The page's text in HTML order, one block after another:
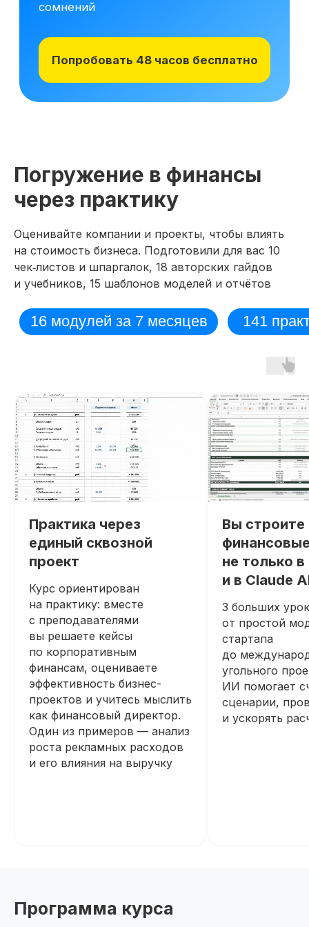
Погружение в финансы
через практику
Оценивайте компании и проекты, чтобы влиять
на стоимость бизнеса. Подготовили для вас 10
чек‑листов и шпаргалок, 18 авторских гайдов
и учебников, 15 шаблонов моделей и отчётов
Практика через
единый сквозной
проект
Курс ориентирован
на практику: вместе
с преподавателями
вы решаете кейсы
по корпоративным
финансам, оцениваете
эффективность бизнес-
проектов и учитесь мыслить
как финансовый директор.
Один из примеров — анализ
роста рекламных расходов
и его влияния на выручку
Вы строите
не только
и в Claude
3 больших
от простой
стартапа
до
угольного
ИИ помогает
сценарии,
и ускорять
Программа курса